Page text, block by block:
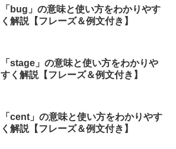
「bug」の意味と使い方をわかりやす
く解説【フレーズ＆例文付き】
「stage」の意味と使い方をわかりや
すく解説【フレーズ＆例文付き】
「cent」の意味と使い方をわかりやす
く解説【フレーズ＆例文付き】